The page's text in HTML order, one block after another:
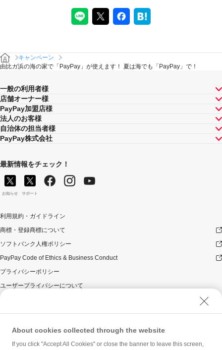
キャンペーン
由比ガ浜の海の家で「PayPay」が使えます！ 夏は海でも「PayPay」で！
一般の利用者様
店舗オーナー様
PayPay加盟店様
法人のお客様
自治体の担当者様
PayPay株式会社
最新情報をチェック！
お知らせ サポート
利用規約・ガイドライン
商標・登録商標について
ソフトバンク人権ポリシー
PayPay Code of Ethics & Business Conduct
プライバシーポリシー
ユーザープライバシーについて
ウェブサイト利用規約
反社会的勢力に対する方針
勧誘方針
About cookies collected through the website
If you click "Accept All Cookies" or close the banner to leave this screen,